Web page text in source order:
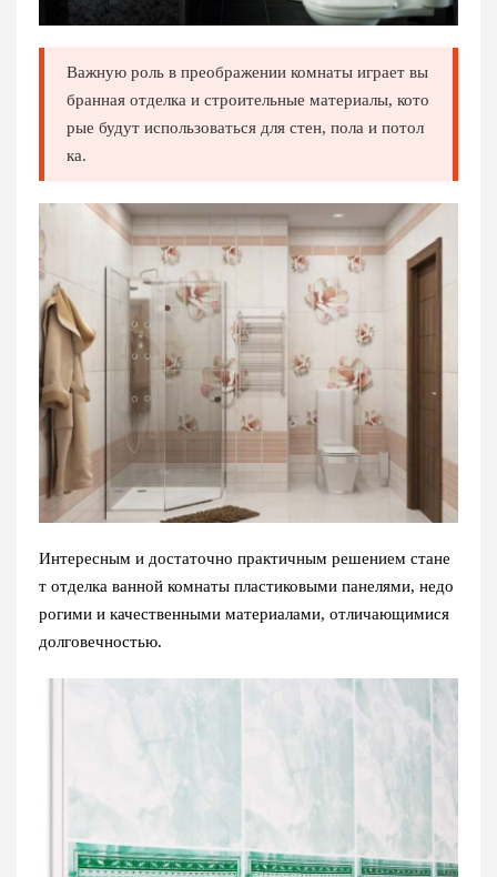
Важную роль в преображении комнаты играет вы
бранная отделка и строительные материалы, кото
рые будут использоваться для стен, пола и потол
ка.
Интересным и достаточно практичным решением стане
т отделка ванной комнаты пластиковыми панелями, недо
рогими и качественными материалами, отличающимися
долговечностью.